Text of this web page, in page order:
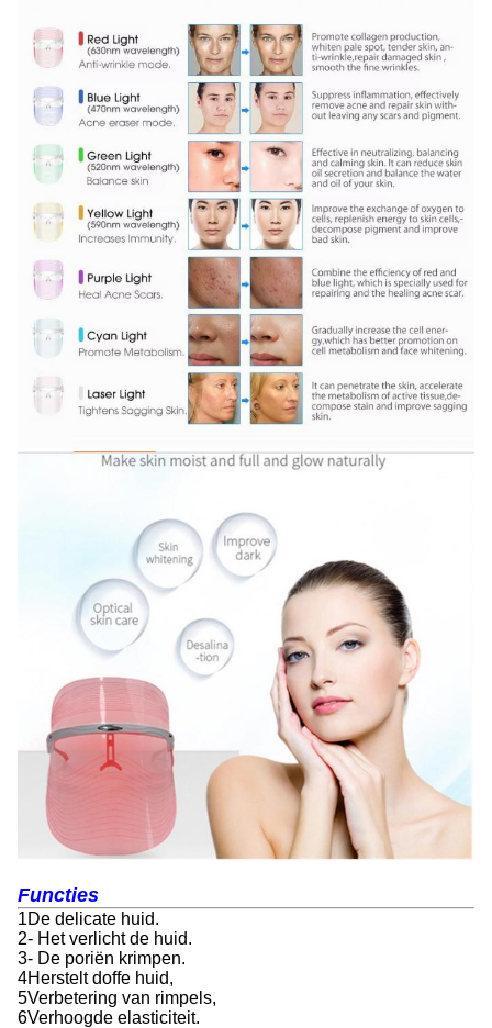
Functies
1De delicate huid.
2- Het verlicht de huid.
3- De poriën krimpen.
4Herstelt doffe huid,
5Verbetering van rimpels,
6Verhoogde elasticiteit.